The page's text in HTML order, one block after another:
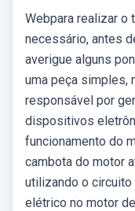
Webpara realizar o
necessário, antes
averigue alguns
uma peça simples,
responsável por
dispositivos
funcionamento do
cambota do motor
utilizando o
elétrico no motor